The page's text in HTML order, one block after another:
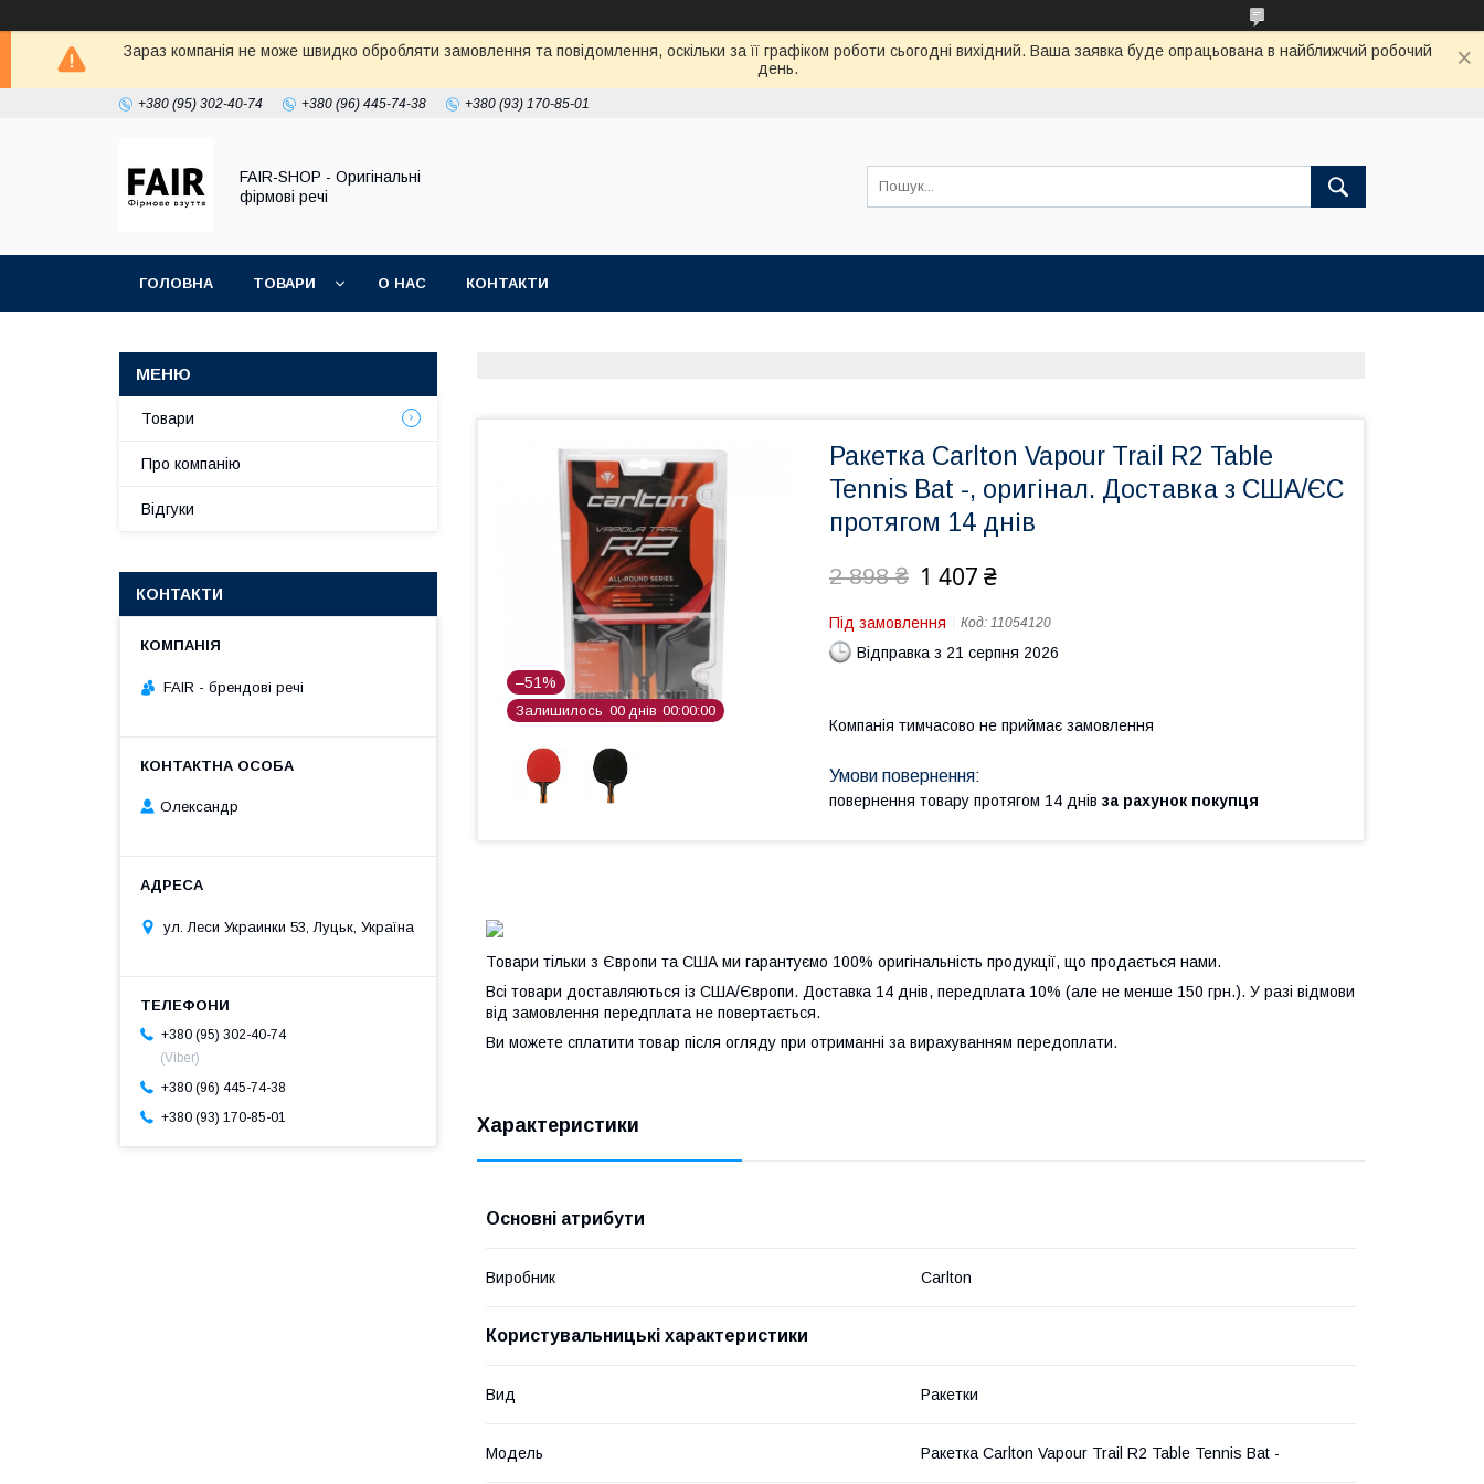
Зараз компанія не може швидко обробляти замовлення та повідомлення, оскільки за її графіком роботи сьогодні вихідний. Ваша заявка буде опрацьована в найближчий робочий
день.
+380 (95) 302-40-74 +380 (96) 445-74-38 +380 (93) 170-85-01
FAIR-SHOP - Оригінальні
фірмові речі
ГОЛОВНА ТОВАРИ О НАС КОНТАКТИ
–51%
Залишилось 00 днів 00 00 00
Ракетка Carlton Vapour Trail R2 Table
Tennis Bat -, оригінал. Доставка з США/ЄС
протягом 14 днів
2 898 ₴ 1 407 ₴
Під замовлення Код: 11054120
Відправка з 21 серпня 2026
Компанія тимчасово не приймає замовлення
повернення товару протягом 14 днів за рахунок покупця
Товари тільки з Європи та США ми гарантуємо 100% оригінальність продукції, що продається нами.
Всі товари доставляються із США/Європи. Доставка 14 днів, передплата 10% (але не менше 150 грн.). У разі відмови
від замовлення передплата не повертається.
Ви можете сплатити товар після огляду при отриманні за вирахуванням передоплати.
Характеристики
Основні атрибути
Виробник Carlton
Користувальницькі характеристики
Вид Ракетки
Мoдель Ракетка Carlton Vapour Trail R2 Table Tennis Bat -
Товари
Про компанію
Відгуки
КОНТАКТИ
FAIR - брендові речі
Олександр
ул. Леси Украинки 53, Луцьк, Україна
+380 (95) 302-40-74
(Viber)
+380 (96) 445-74-38
+380 (93) 170-85-01